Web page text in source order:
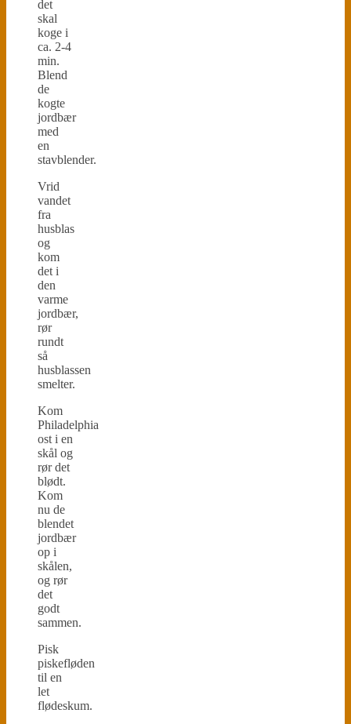
det
skal
koge i
ca. 2-4
min.
Blend
de
kogte
jordbær
med
en
stavblender.
Vrid
vandet
fra
husblas
og
kom
det i
den
varme
jordbær,
rør
rundt
så
husblassen
smelter.
Kom
Philadelphia
ost i en
skål og
rør det
blødt.
Kom
nu de
blendet
jordbær
op i
skålen,
og rør
det
godt
sammen.
Pisk
piskefløden
til en
let
flødeskum.